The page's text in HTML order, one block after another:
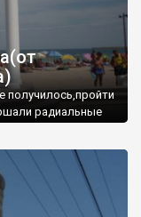
получилось,пройти
радиальные